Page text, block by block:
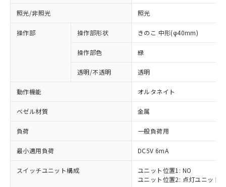
照光/非照光 照光
操作部 操作部形状 きのこ 中形(φ40mm)
操作部色 緑
透明/不透明 透明
動作機能 オルタネイト
ベゼル材質 金属
負荷 一般負荷用
最小適用負荷 DC5V 6mA
スイッチユニット構成
ユニット位置1: NO
ユニット位置2: 点灯ユニット